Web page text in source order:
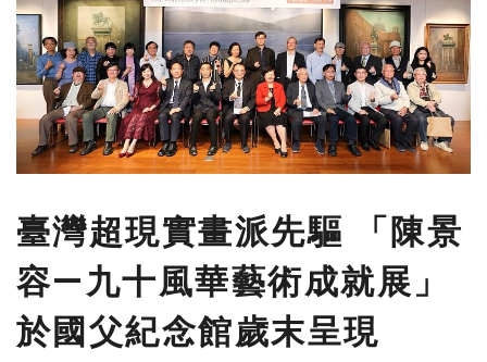
刊登
臺灣超現實畫派先驅 「陳景
容—九十風華藝術成就展」
於國父紀念館歲末呈現